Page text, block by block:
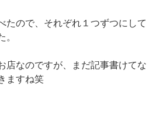
たので、それぞれ１つずつにして
。
店なのですが、まだ記事書けてな
ますね笑